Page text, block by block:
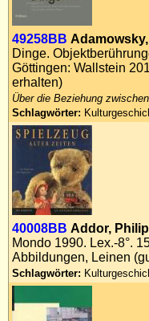
49258BB
Dinge.
Göttingen: Wallstein
erhalten)
Über die Beziehung
Schlagwörter:
40008BB Addor,
Mondo 1990. Lex.-8°.
Abbildungen, Leinen
Schlagwörter: